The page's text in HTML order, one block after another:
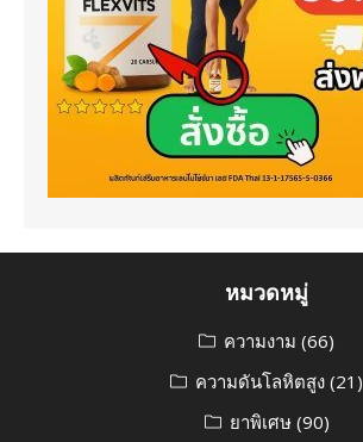
หมวดหมู่
ความงาม (66)
ความดันโลหิตสูง (21)
ยาพิเศษ(90)